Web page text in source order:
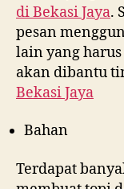
diBekasi Jaya.
pesan
lain yang
akan dibantu
Bekasi Jaya
Bahan
Terdapat